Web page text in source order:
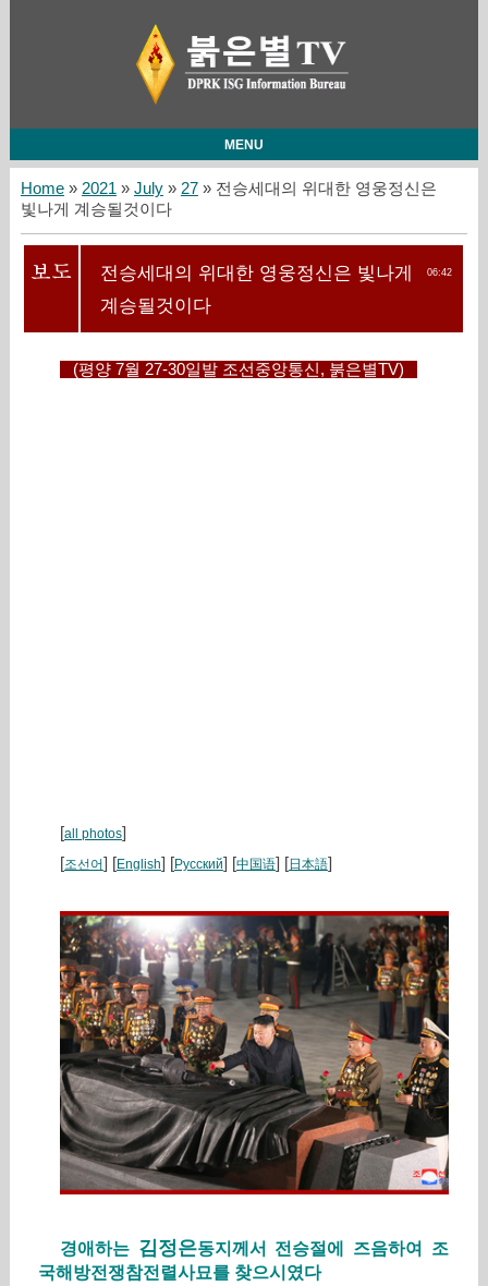
MENU
Home» 2021 » July » 27» 전승세대의 위대한 영웅정신은
빛나게 계승될것이다
06:42
전승세대의 위대한 영웅정신은 빛나게
계승될것이다
(평양 7월 27-30일발 조선중앙통신, 붉은별TV)
[all photos]
[조선어] [English] [Русский] [中国语] [日本語]
경애하는 김정은동지께서 전승절에 즈음하여 조
국해방전쟁참전렬사묘를 찾으시였다